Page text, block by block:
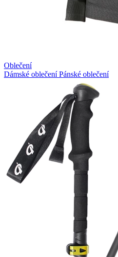
Oblečení
Dámské oblečeníPánské oblečení